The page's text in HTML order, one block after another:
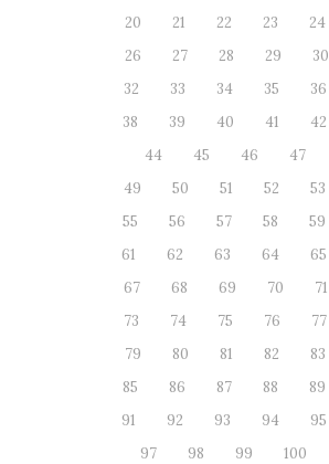
20
21 22 23 24
26
27 28 29 30
32
33 34 35 36
38
39 40 41 42
44
45 46 47
49
50 51 52 53
55
56 57 58 59
61
62 63 64 65
67
68 69 70 71
73
74 75 76 77
79
80 81 82 83
85
86 87 88 89
91
92 93 94 95
97
98 99 100